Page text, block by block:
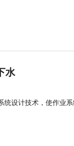
水
设计技术，使作业